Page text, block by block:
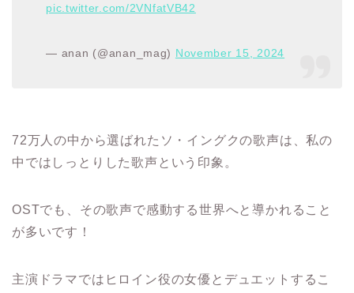
pic.twitter.com/2VNfatVB42
— anan (@anan_mag) November 15, 2024
72万人の中から選ばれたソ・イングクの歌声は、私の
中ではしっとりした歌声という印象。
OSTでも、その歌声で感動する世界へと導かれること
が多いです！
主演ドラマではヒロイン役の女優とデュエットするこ